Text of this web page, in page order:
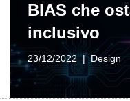
BIAS che
inclusivo
23/12/2022 Design